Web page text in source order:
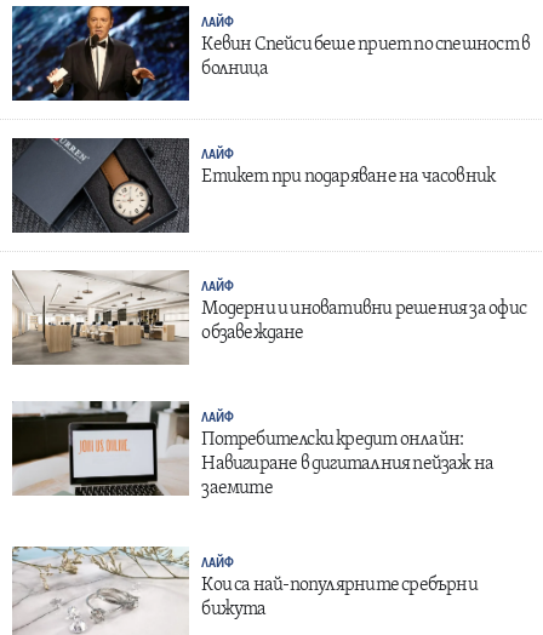
ЛАЙФ
Кевин Спейси беше приет по спешност в
болница
ЛАЙФ
Етикет при подаряване на часовник
ЛАЙФ
Модерни и иновативни решения за офис
обзавеждане
ЛАЙФ
Потребителски кредит онлайн:
Навигиране в дигиталния пейзаж на
заемите
ЛАЙФ
Кои са най-популярните сребърни
бижута